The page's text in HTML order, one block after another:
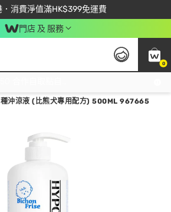
．消費淨值滿HK$399免運費
成為易賞錢會員盡享獨家優惠
單買滿$450 輸入 NEWAPP 即減$50
門店 及 服務
0
種沖涼液 (比熊犬專用配方) 500ML 967665